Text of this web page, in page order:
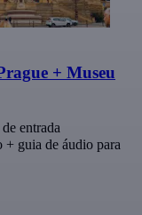
+ Museu
entrada
+ guia de áudio para